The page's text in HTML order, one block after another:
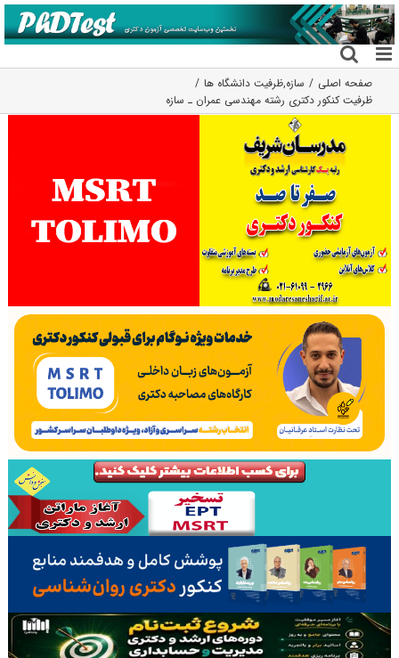
رفتن
به
محتوا
صفحه اصلی سازه,ظرفیت دانشگاه ها
ظرفیت کنکور دکتری رشته ﻣﻬﻨﺪسی ﻋﻤﺮان ـ ﺳﺎزه